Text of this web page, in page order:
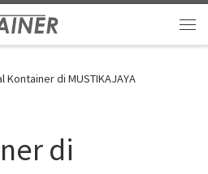
Kontainer di MUSTIKAJAYA
di